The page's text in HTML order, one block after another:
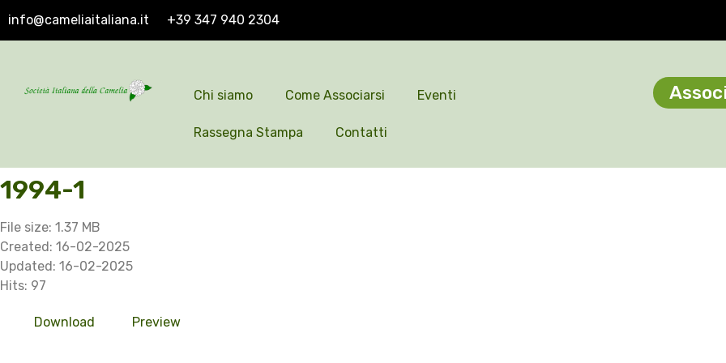
info@cameliaitaliana.it +39 347 940 2304
Chi siamo Come Associarsi Eventi
Rassegna Stampa Contatti
1994-1
File size: 1.37 MB
Created: 16-02-2025
Updated: 16-02-2025
Hits: 97
Download Preview